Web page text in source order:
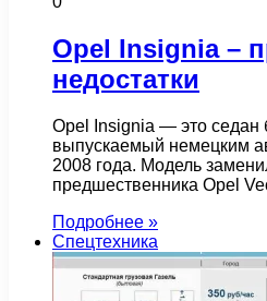
Opel Insignia –
недостатки
Opel Insignia — это седан
выпускаемый немецким
2008 года. Модель
предшественника Opel
Подробнее »
Спецтехника